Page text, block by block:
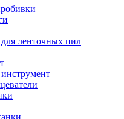
ленточных пил